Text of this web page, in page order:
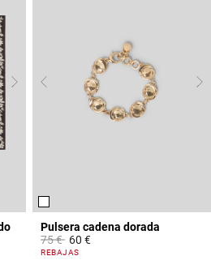
Pulsera cadena dorada
Price reduced from
75 €to60 €
3,4 out of 5 Customer Rating
REBAJAS